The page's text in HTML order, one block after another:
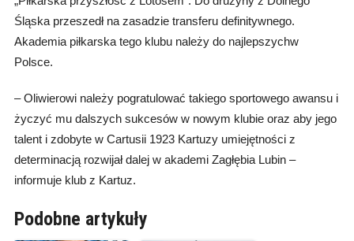
Śląska przeszedł na zasadzie transferu definitywnego.
Akademia piłkarska tego klubu należy do najlepszychw
Polsce.
– Oliwierowi należy pogratulować takiego sportowego awansu i
życzyć mu dalszych sukcesów w nowym klubie oraz aby jego
talent i zdobyte w Cartusii 1923 Kartuzy umiejętności z
determinacją rozwijał dalej w akademi Zagłębia Lubin –
informuje klub z Kartuz.
Podobne artykuły